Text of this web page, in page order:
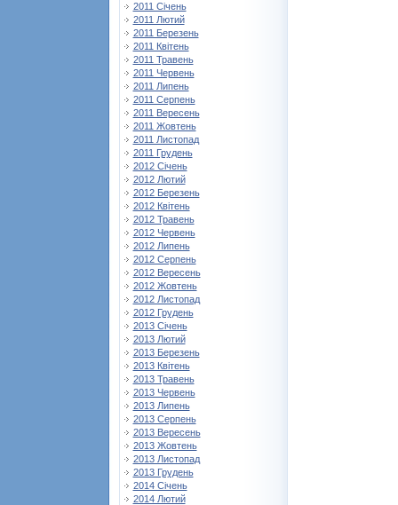
2011 Січень
2011 Лютий
2011 Березень
2011 Квітень
2011 Травень
2011 Червень
2011 Липень
2011 Серпень
2011 Вересень
2011 Жовтень
2011 Листопад
2011 Грудень
2012 Січень
2012 Лютий
2012 Березень
2012 Квітень
2012 Травень
2012 Червень
2012 Липень
2012 Серпень
2012 Вересень
2012 Жовтень
2012 Листопад
2012 Грудень
2013 Січень
2013 Лютий
2013 Березень
2013 Квітень
2013 Травень
2013 Червень
2013 Липень
2013 Серпень
2013 Вересень
2013 Жовтень
2013 Листопад
2013 Грудень
2014 Січень
2014 Лютий